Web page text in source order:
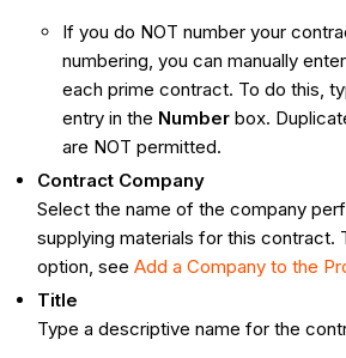
If you do NOT number your
numbering, you can manually
each prime contract. To do this,
entry in the Number box.
are NOT permitted.
Contract Company
Select the name of the company
supplying materials for this contract.
option, seeAdd a Company to the
Title
Type a descriptive name for the